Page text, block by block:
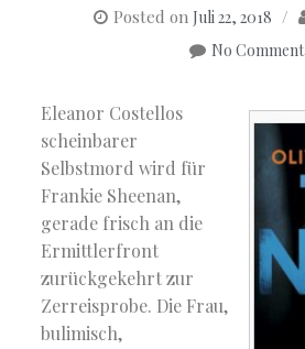
Posted on Juli 22, 2018
No Comment
Eleanor Costellos
scheinbarer
Selbstmord wird für
Frankie Sheenan,
gerade frisch an die
Ermittlerfront
zurückgekehrt zur
Zerreisprobe. Die Frau,
bulimisch,